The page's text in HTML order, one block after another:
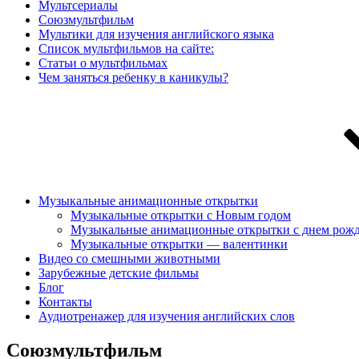
Мультсериалы
Союзмультфильм
Мультики для изучения английского языка
Список мультфильмов на сайте:
Статьи о мультфильмах
Чем заняться ребенку в каникулы?
Музыкальные анимационные открытки
Музыкальные открытки с Новым годом
Музыкальные анимационные открытки с днем
Музыкальные открытки — валентинки
Видео со смешными животными
Зарубежные детские фильмы
Блог
Контакты
Аудиотренажер для изучения английских слов
Союзмультфильм